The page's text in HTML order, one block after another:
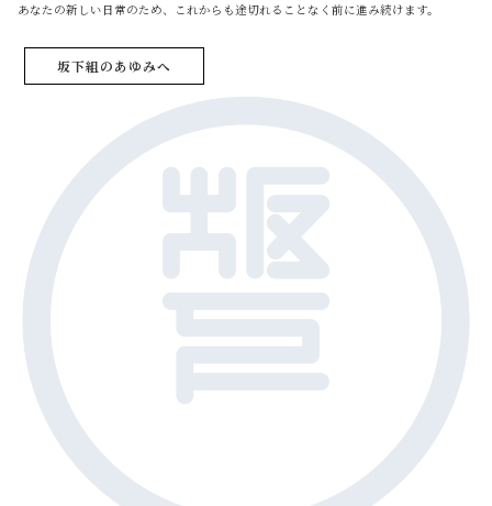
あなたの新しい日常のため、これからも途切れることなく前に進み続けます。
坂下組のあゆみへ